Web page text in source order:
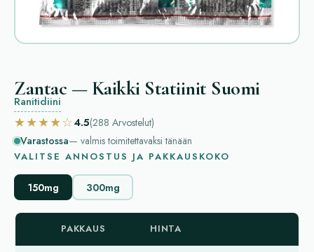
Zantac — Kaikki Statiinit Suomi
Ranitidiini
★★★★☆4.5(288 Arvostelut)
Varastossa— valmis toimitettavaksi tänään
VALITSE ANNOSTUS JA PAKKAUSKOKO
150mg 300mg
PAKKAUS HINTA